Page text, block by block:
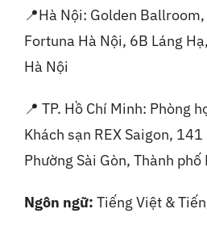
📍Hà Nội: Golden
Fortuna Hà Nội, 6B Láng
Hà Nội
📍 TP. Hồ Chí Minh: Phòng
Khách sạn REX Saigon,
Phường Sài Gòn, Thành phố
Ngôn ngữ: Tiếng Việt &